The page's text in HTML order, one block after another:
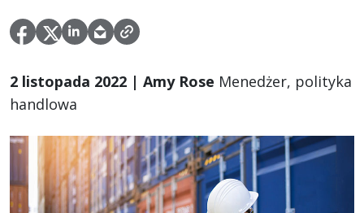
2 listopada 2022 | Amy Rose Menedżer, polityka
handlowa